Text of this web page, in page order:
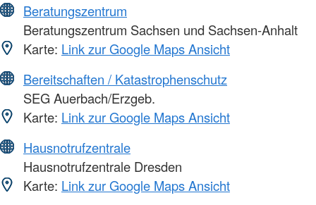
Beratungszentrum
Beratungszentrum Sachsen und Sachsen-Anhalt
Karte: Link zur Google Maps Ansicht
Bereitschaften / Katastrophenschutz
SEG Auerbach/Erzgeb.
Karte: Link zur Google Maps Ansicht
Hausnotrufzentrale
Hausnotrufzentrale Dresden
Karte: Link zur Google Maps Ansicht